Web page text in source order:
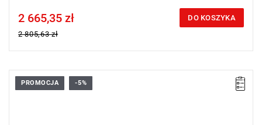
Price tax included
2 665,35 zł
2 805,63 zł
DO KOSZYKA
• Złącze 14 x 18
PROMOCJA -5%